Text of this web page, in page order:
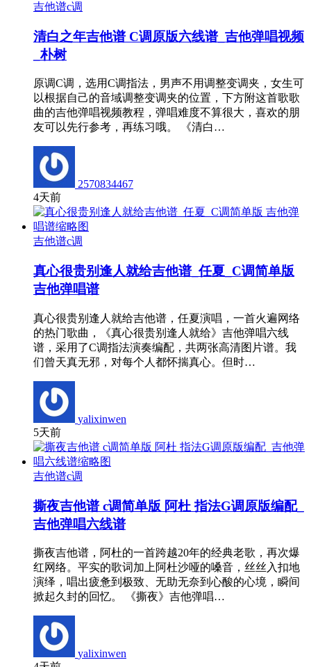
吉他谱c调
清白之年吉他谱 C调原版六线谱_吉他弹唱视频
_朴树
原调C调，选用C调指法，男声不用调整变调夹，女生可
以根据自己的音域调整变调夹的位置，下方附这首歌歌
曲的吉他弹唱视频教程，弹唱难度不算很大，喜欢的朋
友可以先行参考，再练习哦。 《清白…
2570834467
4天前
吉他谱c调
真心很贵别逢人就给吉他谱_任夏_C调简单版
吉他弹唱谱
真心很贵别逢人就给吉他谱，任夏演唱，一首火遍网络
的热门歌曲，《真心很贵别逢人就给》吉他弹唱六线
谱，采用了C调指法演奏编配，共两张高清图片谱。我
们曾天真无邪，对每个人都怀揣真心。但时…
yalixinwen
5天前
吉他谱c调
撕夜吉他谱 c调简单版 阿杜 指法G调原版编配_
吉他弹唱六线谱
撕夜吉他谱，阿杜的一首跨越20年的经典老歌，再次爆
红网络。平实的歌词加上阿杜沙哑的嗓音，丝丝入扣地
演绎，唱出疲惫到极致、无助无奈到心酸的心境，瞬间
掀起久封的回忆。 《撕夜》吉他弹唱…
yalixinwen